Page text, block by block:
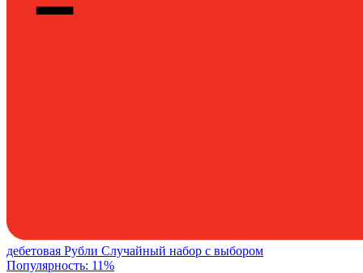
дебетовая Рубли Случайный набор с выбором
Популярность: 11%